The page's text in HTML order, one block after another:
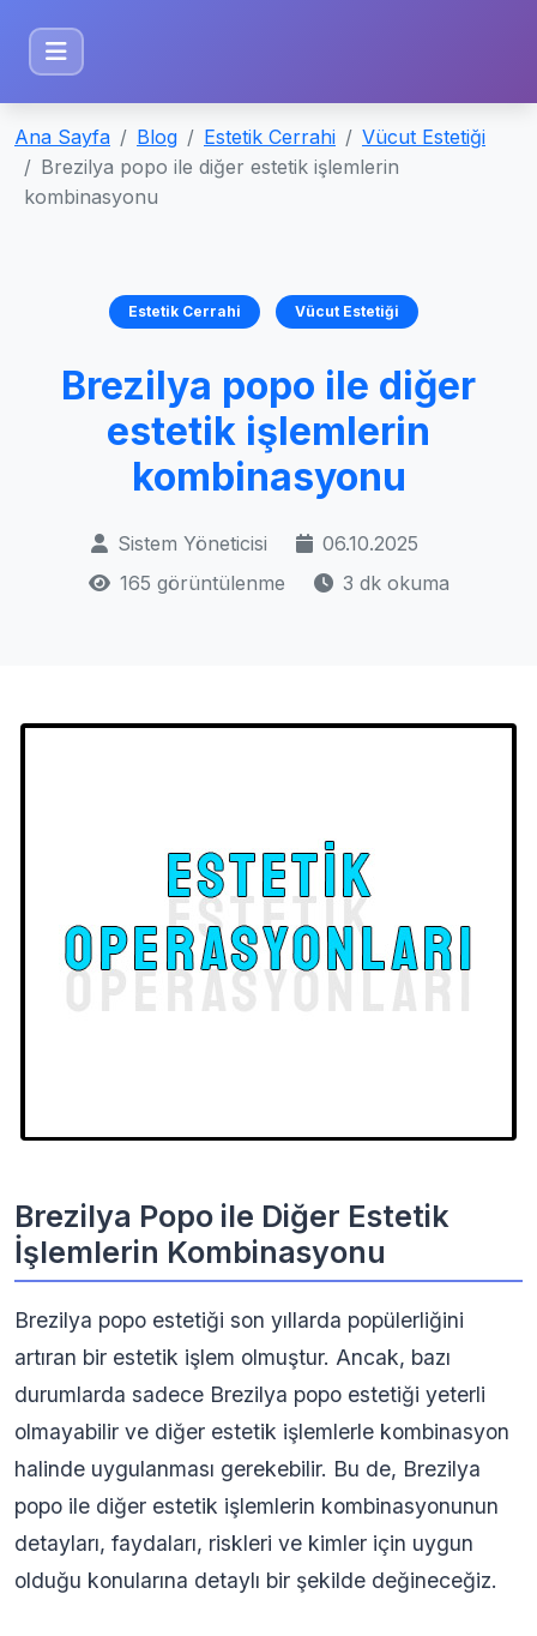
Ana Sayfa Blog Estetik Cerrahi
Vücut Estetiği
Brezilya popo ile diğer estetik işlemlerin
kombinasyonu
Estetik Cerrahi Vücut Estetiği
Brezilya popo ile diğer
estetik işlemlerin
kombinasyonu
Sistem Yöneticisi
06.10.2025
165 görüntülenme
3 dk okuma
Brezilya Popo ile Diğer Estetik
İşlemlerin Kombinasyonu
Brezilya popo estetiği son yıllarda popülerliğini
artıran bir estetik işlem olmuştur. Ancak, bazı
durumlarda sadece Brezilya popo estetiği yeterli
olmayabilir ve diğer estetik işlemlerle kombinasyon
halinde uygulanması gerekebilir. Bu de, Brezilya
popo ile diğer estetik işlemlerin kombinasyonunun
detayları, faydaları, riskleri ve kimler için uygun
olduğu konularına detaylı bir şekilde değineceğiz.